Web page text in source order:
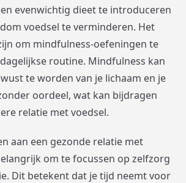
evenwichtig dieet te introduceren
voedsel te verminderen. Het
om mindfulness-oefeningen te
routine. Mindfulness kan
te worden van je lichaam en je
oordeel, wat kan bijdragen
relatie met voedsel.
aan een gezonde relatie met
om te focussen op zelfzorg
Dit betekent dat je tijd neemt voor